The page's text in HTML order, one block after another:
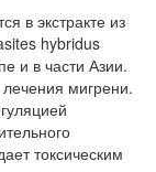
в экстракте из
hybridus
и в части Азии.
мигрени.
токсиче­ским